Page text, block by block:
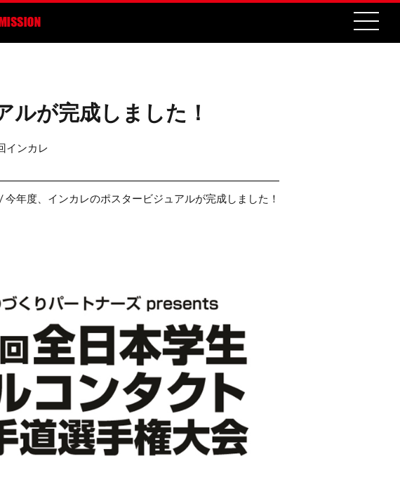
が完成しました！
インカレ
/ 今年度、インカレのポスタービジュアルが完成しました！